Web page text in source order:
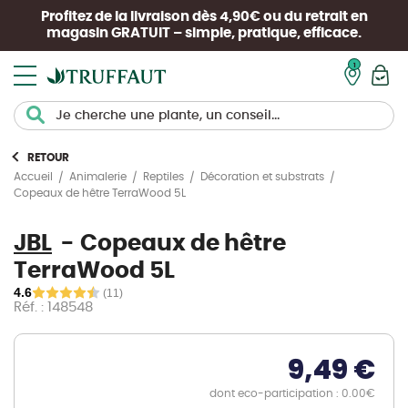
Profitez de la livraison dès 4,90€ ou du retrait en
magasin GRATUIT – simple, pratique, efficace.
RETOUR
Accueil
Animalerie Reptiles
Décoration et substrats
Copeaux de hêtre TerraWood 5L
JBL
Copeaux de hêtre
TerraWood 5L
4.6 (11)
Réf. : 148548
9,49 €
dont eco-participation : 0.00€